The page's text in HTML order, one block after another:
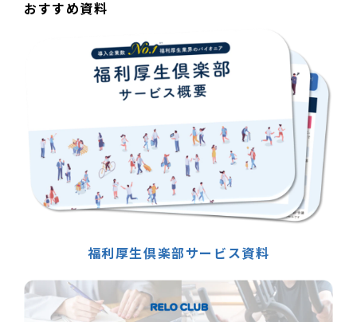
おすすめ資料
福利厚生倶楽部サービス資料